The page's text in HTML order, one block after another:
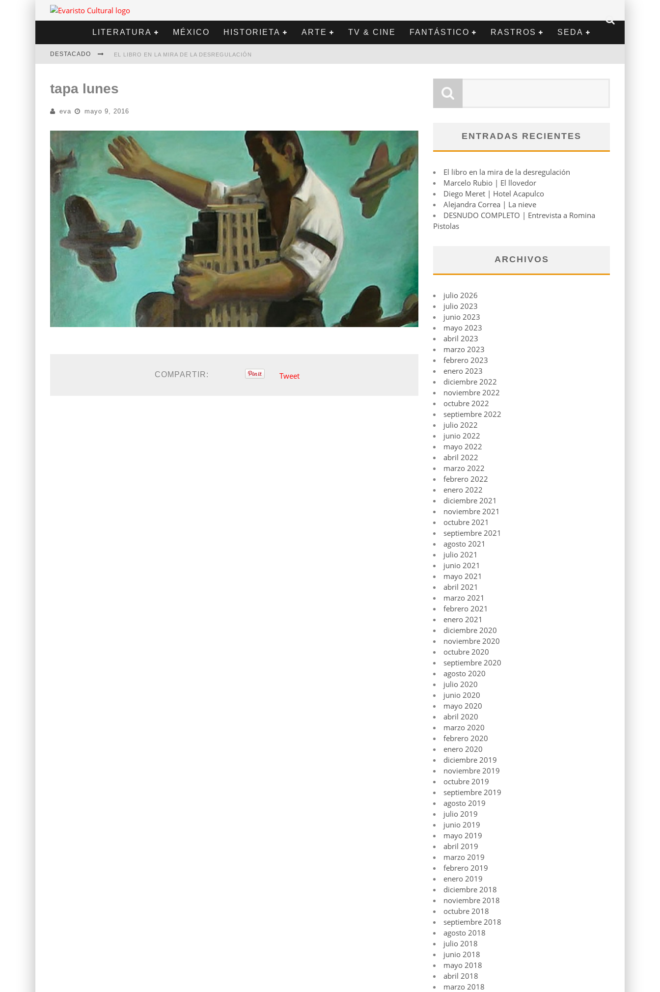
LITERATURA MÉXICO HISTORIETA ARTE TV & CINE FANTÁSTICO RASTROS SEDA
DESTACADO EL LIBRO EN LA MIRA DE LA DESREGULACIÓN
DIEGO MERET | HOTEL ACAPULCO
ALEJANDRA CORREA | LA NIEVE
tapa lunes
eva mayo 9, 2016
COMPARTIR: Tweet
ENTRADAS RECIENTES
El libro en la mira de la desregulación
Marcelo Rubio | El llovedor
Diego Meret | Hotel Acapulco
Alejandra Correa | La nieve
DESNUDO COMPLETO | Entrevista a Romina
Pistolas
ARCHIVOS
julio 2026
julio 2023
junio 2023
mayo 2023
abril 2023
marzo 2023
febrero 2023
enero 2023
diciembre 2022
noviembre 2022
octubre 2022
septiembre 2022
julio 2022
junio 2022
mayo 2022
abril 2022
marzo 2022
febrero 2022
enero 2022
diciembre 2021
noviembre 2021
octubre 2021
septiembre 2021
agosto 2021
julio 2021
junio 2021
mayo 2021
abril 2021
marzo 2021
febrero 2021
enero 2021
diciembre 2020
noviembre 2020
octubre 2020
septiembre 2020
agosto 2020
julio 2020
junio 2020
mayo 2020
abril 2020
marzo 2020
febrero 2020
enero 2020
diciembre 2019
noviembre 2019
octubre 2019
septiembre 2019
agosto 2019
julio 2019
junio 2019
mayo 2019
abril 2019
marzo 2019
febrero 2019
enero 2019
diciembre 2018
noviembre 2018
octubre 2018
septiembre 2018
agosto 2018
julio 2018
junio 2018
mayo 2018
abril 2018
marzo 2018